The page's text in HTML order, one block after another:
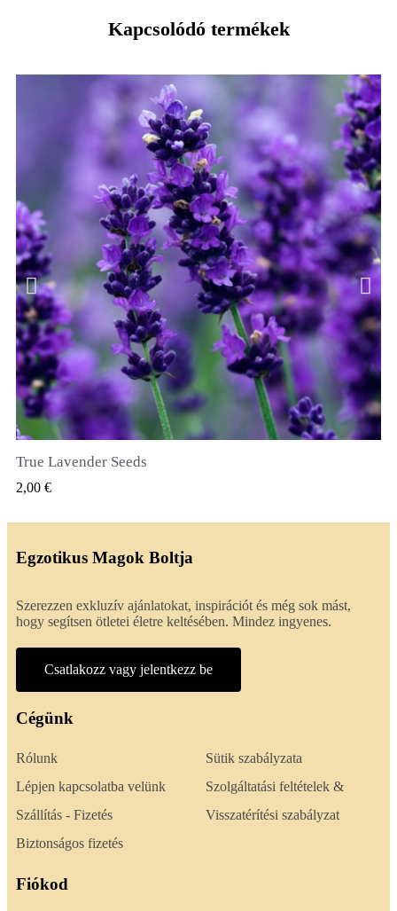
Kapcsolódó termékek
True Lavender Seeds
2,00 €
Egzotikus Magok Boltja
Szerezzen exkluzív ajánlatokat, inspirációt és még sok mást,
hogy segítsen ötletei életre keltésében. Mindez ingyenes.
Csatlakozz vagy jelentkezz be
Cégünk
Rólunk
Lépjen kapcsolatba velünk
Szállítás - Fizetés
Biztonságos fizetés
Sütik szabályzata
Szolgáltatási feltételek &
Visszatérítési szabályzat
Fiókod